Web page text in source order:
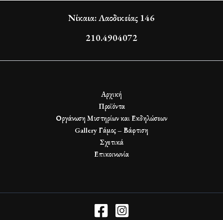
Νίκαια: Λαοδικείας 146
210.4904072
Αρχική
Προϊόντα
Οργάνωση Μυστηρίων και Εκδηλώσεων
Gallery Γάμος – Βάφτιση
Σχετικά
Επικοινωνία